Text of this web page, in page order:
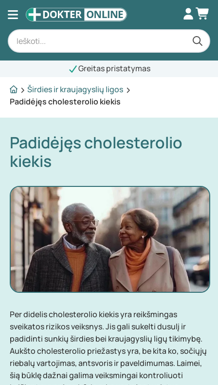
Greitas pristatymas
Širdies ir kraujagyslių ligos
Padidėjęs cholesterolio kiekis
Padidėjęs cholesterolio
kiekis
Per didelis cholesterolio kiekis yra reikšmingas
sveikatos rizikos veiksnys. Jis gali sukelti dusulį ir
padidinti sunkių širdies bei kraujagyslių ligų tikimybę.
Aukšto cholesterolio priežastys yra, be kita ko, sočiųjų
riebalų vartojimas, antsvoris ir paveldimumas. Laimei,
šią būklę dažnai galima veiksmingai kontroliuoti